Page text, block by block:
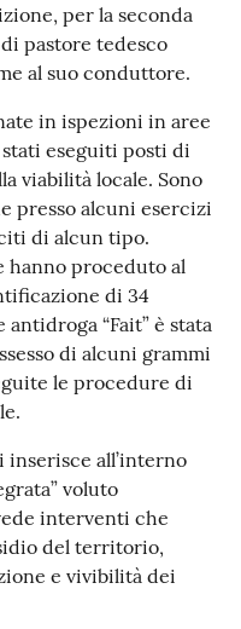
per la seconda
pastore tedesco
al suo conduttore.
in ispezioni in aree
eseguiti posti di
viabilità locale. Sono
presso alcuni esercizi
di alcun tipo.
hanno proceduto al
di 34
“Fait” è stata
di alcuni grammi
le procedure di
inserisce all’interno
voluto
interventi che
del territorio,
e vivibilità dei